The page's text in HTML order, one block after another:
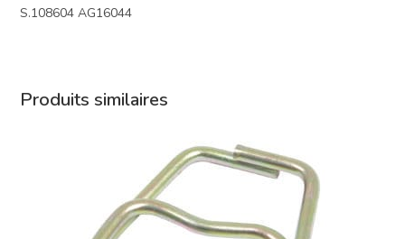
S.108604 AG16044
Produits similaires